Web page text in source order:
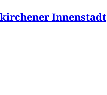
Innenstadt